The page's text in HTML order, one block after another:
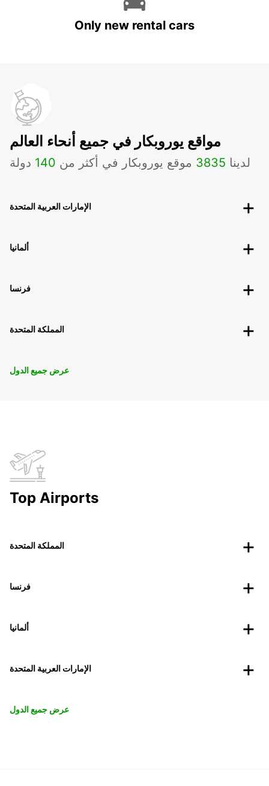
Only new rental cars
مواقع يوروبكار في جميع أنحاء العالم
لدينا 3835 موقع يوروبكار في أكثر من 140 دولة
الإمارات العربية المتحدة
ألمانيا
فرنسا
المملكة المتحدة
عرض جميع الدول
Top Airports
المملكة المتحدة
فرنسا
ألمانيا
الإمارات العربية المتحدة
عرض جميع الدول